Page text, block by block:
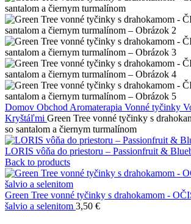
Domov Obchod Aromaterapia Vonné tyčinky
Kryštáľmi Green Tree vonné tyčinky s
so santalom a čiernym turmalínom
LORIS vôňa do priestoru – Passionfruit &
Back to products
Green Tree vonné tyčinky s drahokamom -
šalvio a selenitom 3,50 €